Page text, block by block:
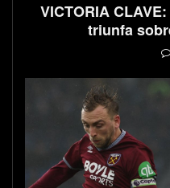
VICTORIA
triunfa